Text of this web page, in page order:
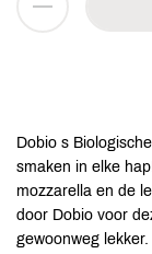
Dobio s
smaken in elke
mozzarella en de
door Dobio voor
gewoonweg lekker.